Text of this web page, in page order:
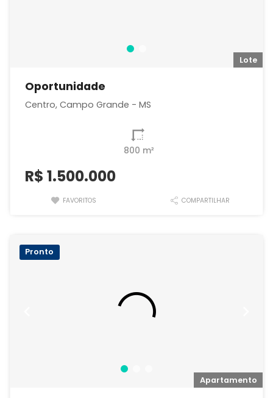
Lote
Oportunidade
Centro, Campo Grande - MS
800 m²
R$ 1.500.000
FAVORITOS COMPARTILHAR
Apartamento
Pronto